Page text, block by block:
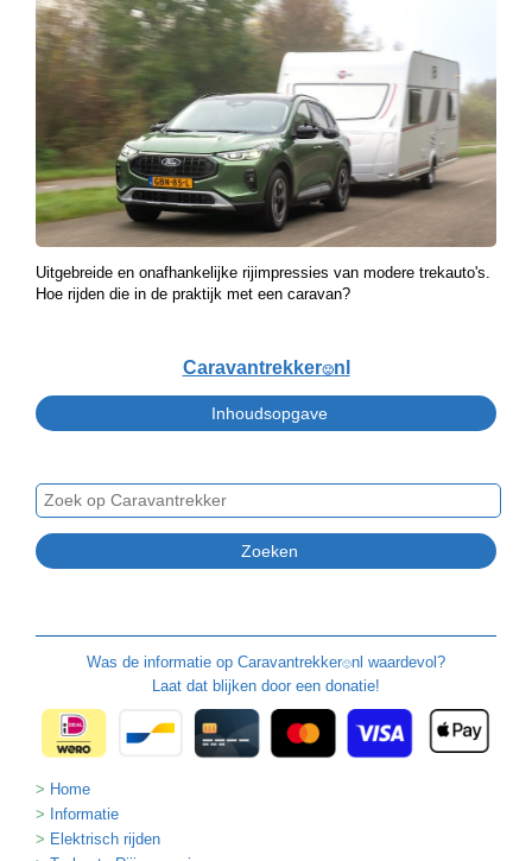
Uitgebreide en onafhankelijke rijimpressies van modere trekauto's.
Hoe rijden die in de praktijk met een caravan?
Caravantrekker🙂nl
Was de informatie op Caravantrekker🙂nl waardevol?
Laat dat blijken door een donatie!
Home
Informatie
Elektrisch rijden